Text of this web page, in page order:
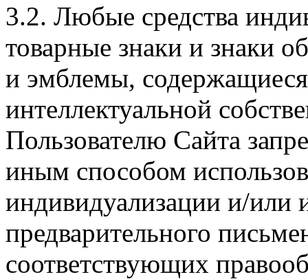
3.2. Любые средства
товарные знаки и знаки
и эмблемы,
интеллектуальной
Пользователю Сайта
иным способом
индивидуализации и/или
предварительного
соответствующих